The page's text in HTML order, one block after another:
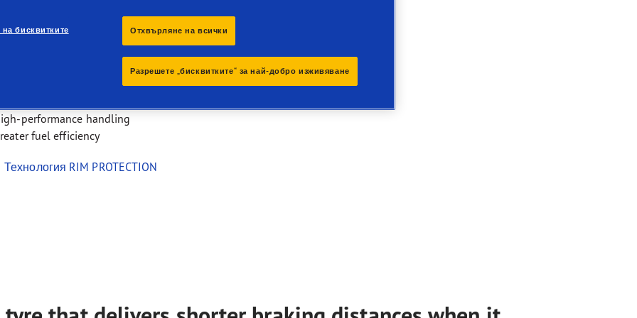
ultra high-performance tyre that delivers shorter
distances when it matters most.
performance handling
fuel efficiency
Технология RIM PROTECTION
бисквитките Отхвърляне на всички
Разрешете „бисквитките“ за най-добро изживяване